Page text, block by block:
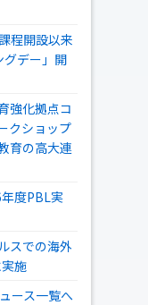
程開設以来
グデー」開
強化拠点コ
クショップ
育の高大連
度PBL実
スでの海外
施
ース一覧へ